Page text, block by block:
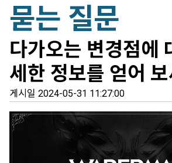
묻는 질문
다가오는 변경점에
세한 정보를 얻어
게시일 2024-05-31 11:27:00